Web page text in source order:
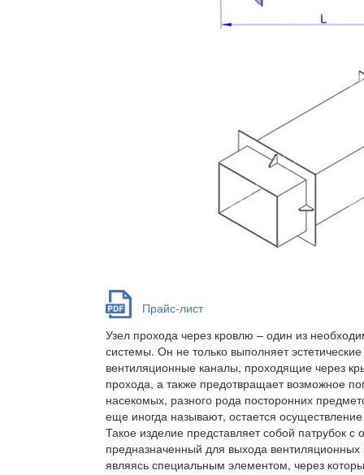
Прайс-лист
Узел прохода через кровлю – один из
системы. Он не только выполняет
вентиляционные каналы, проходящие через
прохода, а также предотвращает возможное
насекомых, разного рода посторонних
еще иногда называют, остается осуществление
Такое изделие представляет собой патрубок
предназначенный для выхода
являясь специальным элементом, через